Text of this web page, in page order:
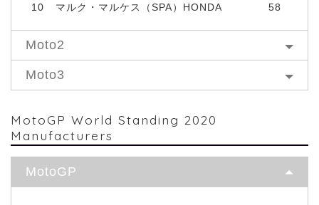
10 マルク・マルケス（SPA）HONDA 58
Moto2
Moto3
MotoGP World Standing 2020
Manufacturers
MotoGP